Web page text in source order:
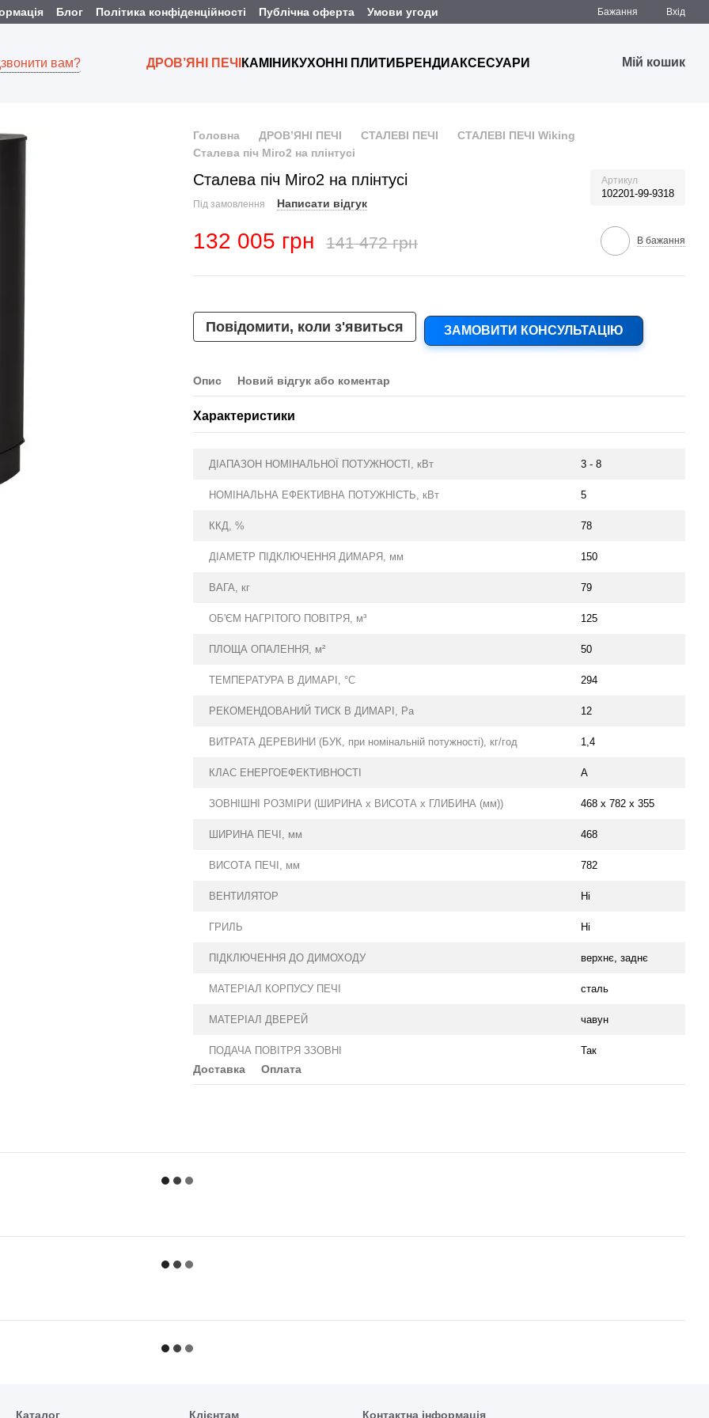
Блог Політика конфіденційності Публічна оферта Умови угоди Бажання Вхід
вам? ДРОВ’ЯНІ ПЕЧІ КАМІНИ КУХОННІ ПЛИТИ БРЕНДИАКСЕСУАРИ Мій кошик
Головна ДРОВ’ЯНІ ПЕЧІ СТАЛЕВІ ПЕЧІ
СТАЛЕВІ ПЕЧІ Wiking
Сталева піч Miro2 на плінтусі
Сталева піч Miro2 на плінтусі Артикул
102201-99-9318
Під замовлення Написати відгук
132 005 грн 141 472 грн В бажання
Повідомити, коли з'явиться ЗАМОВИТИ КОНСУЛЬТАЦІЮ
Опис Новий відгук або коментар
Характеристики
ДІАПАЗОН НОМІНАЛЬНОЇ ПОТУЖНОСТІ, кВт 3 - 8
НОМІНАЛЬНА ЕФЕКТИВНА ПОТУЖНІСТЬ, кВт 5
ККД, % 78
ДІАМЕТР ПІДКЛЮЧЕННЯ ДИМАРЯ, мм 150
ВАГА, кг 79
ОБ'ЄМ НАГРІТОГО ПОВІТРЯ, м³ 125
ПЛОЩА ОПАЛЕННЯ, м² 50
ТЕМПЕРАТУРА В ДИМАРІ, °С 294
РЕКОМЕНДОВАНИЙ ТИСК В ДИМАРІ, Ра 12
ВИТРАТА ДЕРЕВИНИ (БУК, при номінальній потужності), кг/год 1,4
КЛАС ЕНЕРГОЕФЕКТИВНОСТІ А
ЗОВНІШНІ РОЗМІРИ (ШИРИНА х ВИСОТА х ГЛИБИНА (мм)) 468 х 782 х 355
ШИРИНА ПЕЧІ, мм 468
ВИСОТА ПЕЧІ, мм 782
ВЕНТИЛЯТОР Ні
ГРИЛЬ Ні
ПІДКЛЮЧЕННЯ ДО ДИМОХОДУ верхнє, заднє
МАТЕРІАЛ КОРПУСУ ПЕЧІ сталь
МАТЕРІАЛ ДВЕРЕЙ чавун
ПОДАЧА ПОВІТРЯ ЗЗОВНІ Так
Доставка Оплата
Каталог Клієнтам Контактна інформація